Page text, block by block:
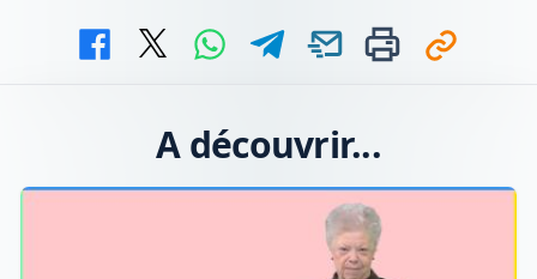
A découvrir...